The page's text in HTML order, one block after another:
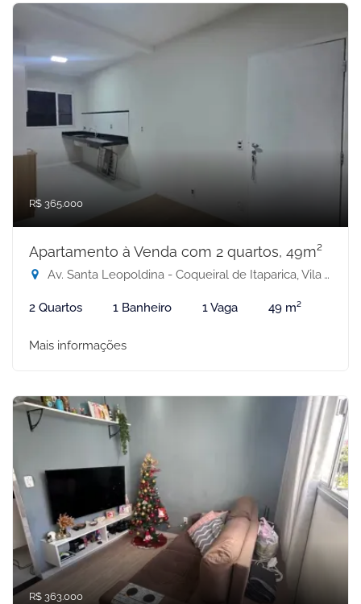
R$ 365.000
Apartamento à Venda com 2 quartos, 49m²
Av. Santa Leopoldina - Coqueiral de Itaparica, Vila Velha-ES
2 Quartos 1 Banheiro 1 Vaga 49 m²
Mais informações
R$ 363.000